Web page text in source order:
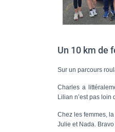
Un 10 km de
Sur un parcours
Charles a
Lilian n’est pas
Chez les femmes,
Julie et Nada.